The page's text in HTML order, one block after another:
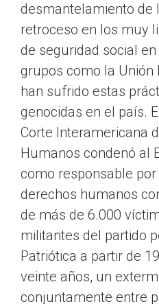
desmantelamiento de
retroceso en los muy
de seguridad social
grupos como la Unión
han sufrido estas
genocidas en el país.
Corte Interamericana
Humanos condenó al
como responsable
derechos humanos
de más de 6.000
militantes del partido
Patriótica a partir de
veinte años, un
conjuntamente entre